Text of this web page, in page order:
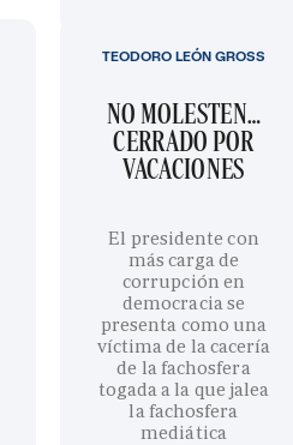
NO MOLESTEN…
CERRADO POR
VACACIONES
El presidente con
más carga de
corrupción en
democracia se
presenta como una
víctima de la cacería
de la fachosfera
togada a la que jalea
la fachosfera
mediática
TEODORO LEÓN GROSS